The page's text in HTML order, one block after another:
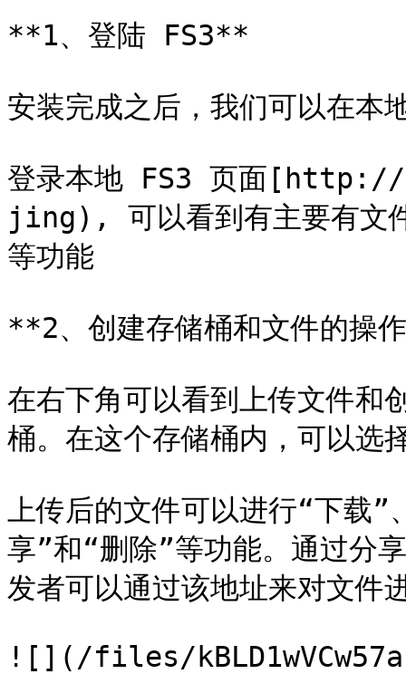
**1、登陆 FS3**
安装完成之后，我们可以在
登录本地 FS3 页面
jing), 可以看到有主要有文
等功能
**2、创建存储桶和文件的操
在右下角可以看到上传文件和
桶。在这个存储桶内，可以选
上传后的文件可以进行“下
享”和“删除”等功能。通过分
发者可以通过该地址来对文件
![](/files/